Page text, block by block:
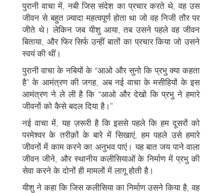
पुरानी वाचा में, नबी जिस संदेश का प्रचार करते थे, वह उस
जीवन से बहुत ज़्यादा महत्वपूर्ण होता था जो वह निजी तौर पर
जीते थे। लेकिन जब यीशु आया, तब उसने पहले वह जीवन
बिताया, और फिर सिर्फ उन्हीं बातों का प्रचार किया जो उसने
स्वयं की थीं।
पुरानी वाचा के नबियों के “आओ और सुनो कि प्रभु क्या कहता
है” के आमंत्रण की जगह, अब नई वाचा के मसीहियों के इस
आमंत्रण ने ले ली है कि “आओ और देखो कि प्रभु ने हमारे
जीवनों को कैसे बदल दिया है।”
नई वाचा में, यह ज़रूरी है कि इससे पहले कि हम दूसरों को
परमेश्वर के तरीक़ों के बारे में सिखाएं, हम पहले उसे हमारे
जीवनों में काम करने का अनुभव पाएं। यह बात जय पाने वाला
जीवन जीने, और स्थानीय कलीसियाओं के निर्माण में प्रभु की
सेवा करने के दोनों ही मामलों में लागू होती है।
यीशु ने कहा कि जिस कलीसिया का निर्माण उसने किया है, वह